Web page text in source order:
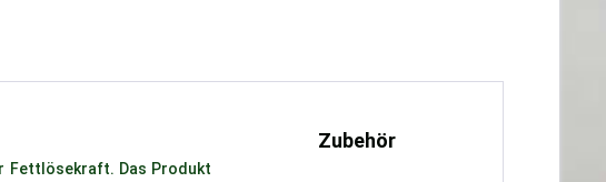
Fettlösekraft. Das Produkt
Zubehör